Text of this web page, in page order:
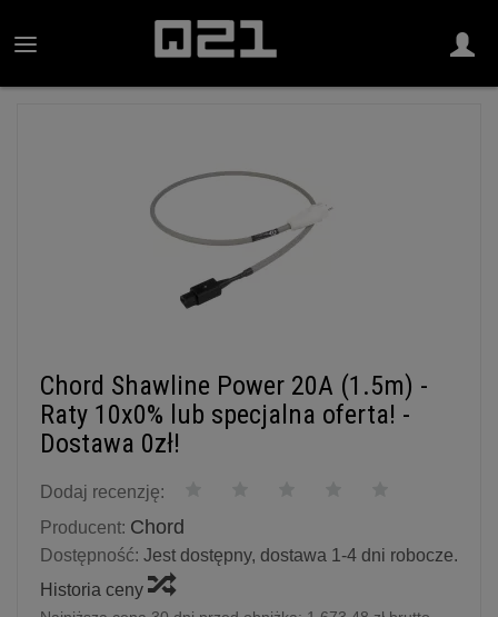
Chord Shawline Power 20A (1.5m) -
Raty 10x0% lub specjalna oferta! -
Dostawa 0zł!
Dodaj recenzję:
Producent: Chord
Dostępność: Jest dostępny, dostawa 1-4 dni robocze.
Historia ceny